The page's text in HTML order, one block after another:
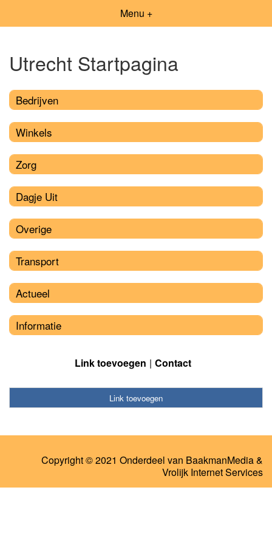
Menu +
Utrecht Startpagina
Bedrijven
Winkels
Zorg
Dagje Uit
Overige
Transport
Actueel
Informatie
Link toevoegen Contact
Link toevoegen
Copyright © 2021 Onderdeel van BaakmanMedia&
Vrolijk Internet Services